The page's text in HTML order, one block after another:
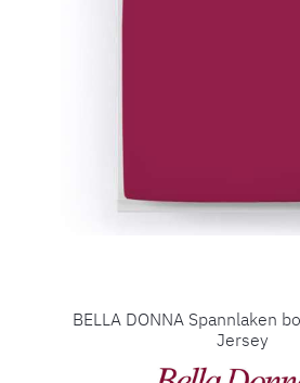
BELLA DONNA Spannlaken
Jersey